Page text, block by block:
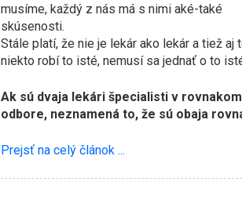
musíme, každý z nás má s nimi aké-také
skúsenosti.
Stále platí, že nie je lekár ako lekár a tiež aj
niekto robí to isté, nemusí sa jednať o to
Ak sú dvaja lekári špecialisti v rovnakom
odbore, neznamená to, že sú obaja
Prejsť na celý článok ...